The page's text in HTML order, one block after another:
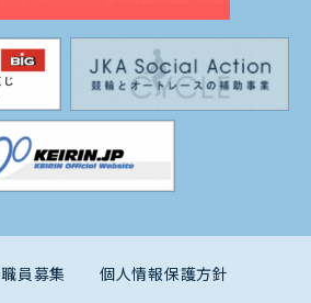
職員募集 個人情報保護方針